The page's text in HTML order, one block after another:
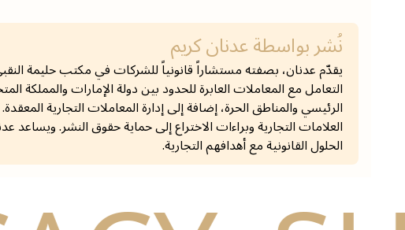
نُشر بواسطةعدنان كريم
يقدّم عدنان، بصفته مستشاراً قانونياً للشركات في مكتب حليمة
التعامل مع المعاملات العابرة للحدود بين دولة الإمارات
الرئيسي والمناطق الحرة، إضافة إلى إدارة المعاملات التجارية
العلامات التجارية وبراءات الاختراع إلى حماية حقوق النشر. ويساعد
الحلول القانونية مع أهدافهم التجارية.